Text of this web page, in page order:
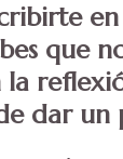
que
dar un